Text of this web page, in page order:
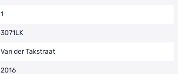
1
3071LK
Van der Takstraat
2016